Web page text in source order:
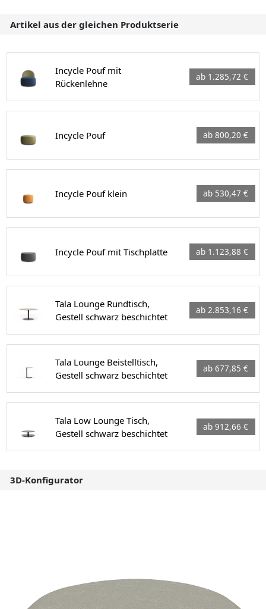
Artikel aus der gleichen Produktserie
Incycle Pouf mit
Rückenlehne
ab 1.285,72 €
Incycle Pouf ab 800,20 €
Incycle Pouf klein ab 530,47 €
Incycle Pouf mit Tischplatte ab 1.123,88 €
Tala Lounge Rundtisch,
Gestell schwarz beschichtet
ab 2.853,16 €
Tala Lounge Beistelltisch,
Gestell schwarz beschichtet
ab 677,85 €
Tala Low Lounge Tisch,
Gestell schwarz beschichtet
ab 912,66 €
3D-Konfigurator